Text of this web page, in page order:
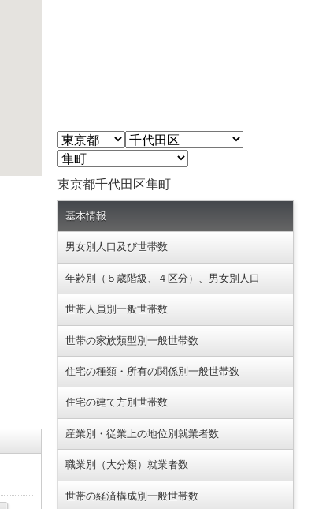
東京都千代田区隼町
基本情報
男女別人口及び世帯数
年齢別（５歳階級、４区分）、男女別人口
世帯人員別一般世帯数
世帯の家族類型別一般世帯数
住宅の種類・所有の関係別一般世帯数
住宅の建て方別世帯数
産業別・従業上の地位別就業者数
職業別（大分類）就業者数
世帯の経済構成別一般世帯数